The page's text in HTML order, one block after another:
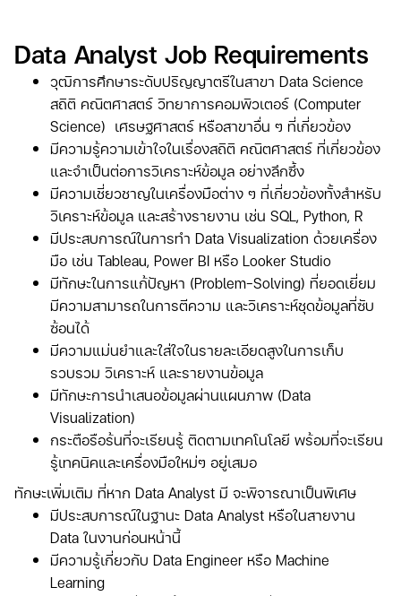
Data Analyst Job Requirements
วุฒิการศึกษาระดับปริญญาตรีในสาขา Data Science
สถิติ คณิตศาสตร์ วิทยาการคอมพิวเตอร์ (Computer
Science) เศรษฐศาสตร์ หรือสาขาอื่น ๆ ที่เกี่ยวข้อง
มีความรู้ความเข้าใจในเรื่องสถิติ คณิตศาสตร์ ที่เกี่ยวข้อง
และจำเป็นต่อการวิเคราะห์ข้อมูล อย่างลึกซึ้ง
มีความเชี่ยวชาญในเครื่องมือต่าง ๆ ที่เกี่ยวข้องทั้งสำหรับ
วิเคราะห์ข้อมูล และสร้างรายงาน เช่น SQL, Python, R
มีประสบการณ์ในการทำ Data Visualization ด้วยเครื่อง
มือ เช่น Tableau, Power BI หรือ Looker Studio
มีทักษะในการแก้ปัญหา (Problem-Solving) ที่ยอดเยี่ยม
มีความสามารถในการตีความ และวิเคราะห์ชุดข้อมูลที่ซับ
ซ้อนได้
มีความแม่นยำและใส่ใจในรายละเอียดสูงในการเก็บ
รวบรวม วิเคราะห์ และรายงานข้อมูล
มีทักษะการนำเสนอข้อมูลผ่านแผนภาพ (Data
Visualization)
กระตือรือร้นที่จะเรียนรู้ ติดตามเทคโนโลยี พร้อมที่จะเรียน
รู้เทคนิคและเครื่องมือใหม่ๆ อยู่เสมอ
ทักษะเพิ่มเติม ที่หาก Data Analyst มี จะพิจารณาเป็นพิเศษ
มีประสบการณ์ในฐานะ Data Analyst หรือในสายงาน
Data ในงานก่อนหน้านี้
มีความรู้เกี่ยวกับ Data Engineer หรือ Machine
Learning